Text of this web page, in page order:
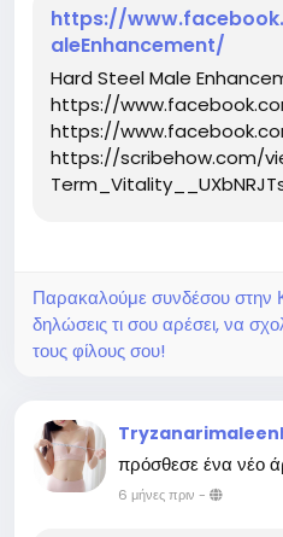
https://
aleEnhancement/
Hard Steel Male
https://
https://
https://scribehow.com/
Παρακαλούμε συνδέσου στην
δηλώσεις τι σου αρέσει, να
τους φίλους σου!
πρόσθεσε ένα νέο
6 μήνες πριν -